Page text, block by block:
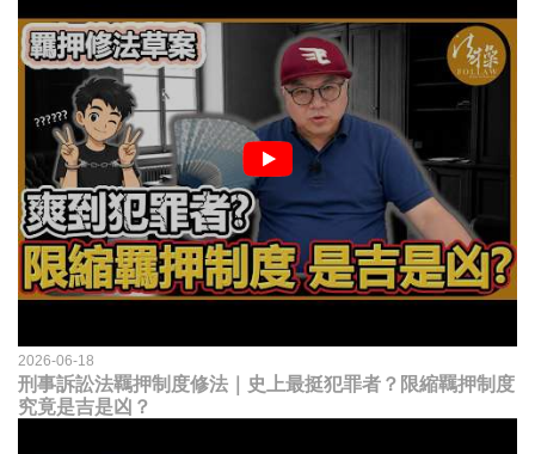
2026-06-18
刑事訴訟法羈押制度修法｜史上最挺犯罪者？限縮羈押制度
究竟是吉是凶？